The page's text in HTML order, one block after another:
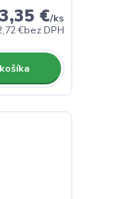
3,35 €/ks
€bez DPH